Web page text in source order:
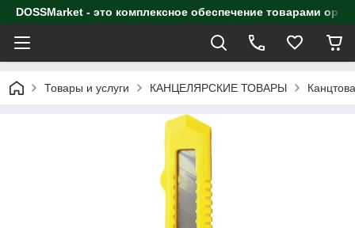
DOSSMarket - это комплексное обеспечение товарами
Товары и услуги КАНЦЕЛЯРСКИЕ ТОВАРЫ